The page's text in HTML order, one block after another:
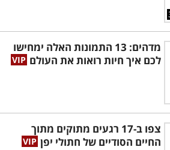
מדהים: 13 התמונות האלה ימחישו
לכם איך חיות רואות את העולם
צפו ב-17 רגעים מתוקים מתוך
החיים הסודיים של חתולי יפן